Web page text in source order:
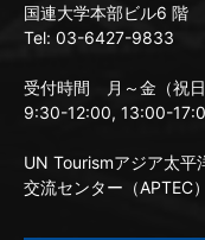
国連大学本部ビル6 階
Tel: 03-6427-9833
受付時間 月～金（祝日
9:30-12:00, 13:00-
UN Tourismアジア太平
交流センター（APTEC